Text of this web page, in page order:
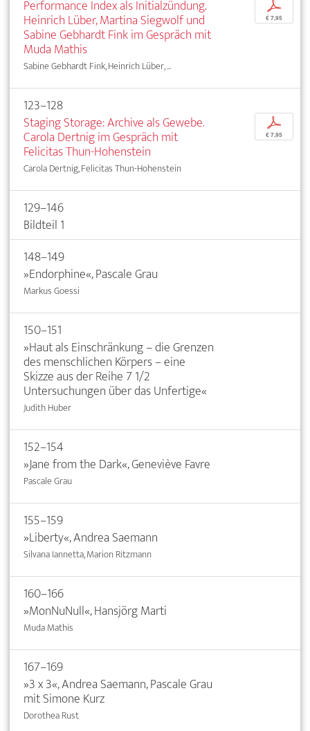
Performance Index als Initialzündung.
Heinrich Lüber, Martina Siegwolf und
Sabine Gebhardt Fink im Gespräch mit
Muda Mathis
Sabine Gebhardt Fink, Heinrich Lüber, ...
p
€ 7,95
123–128
Staging Storage: Archive als Gewebe.
Carola Dertnig im Gespräch mit
Felicitas Thun-Hohenstein
Carola Dertnig, Felicitas Thun-Hohenstein
p
€ 7,95
129–146
Bildteil 1
148–149
»Endorphine«, Pascale Grau
Markus Goessi
150–151
»Haut als Einschränkung – die Grenzen
des menschlichen Körpers – eine
Skizze aus der Reihe 7 1/2
Untersuchungen über das Unfertige«
Judith Huber
152–154
»Jane from the Dark«, Geneviève Favre
Pascale Grau
155–159
»Liberty«, Andrea Saemann
Silvana Iannetta, Marion Ritzmann
160–166
»MonNuNull«, Hansjörg Marti
Muda Mathis
167–169
»3 x 3«, Andrea Saemann, Pascale Grau
mit Simone Kurz
Dorothea Rust